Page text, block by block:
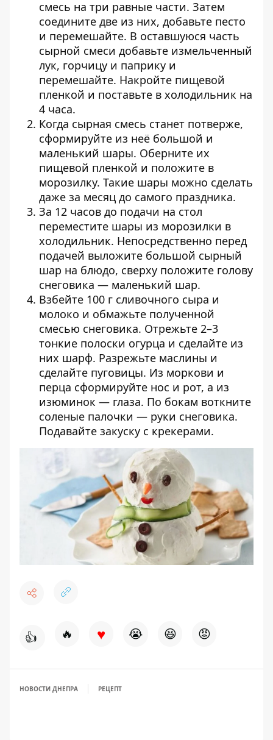
смесь на три равные части. Затем
соедините две из них, добавьте песто
и перемешайте. В оставшуюся часть
сырной смеси добавьте измельченный
лук, горчицу и паприку и
перемешайте. Накройте пищевой
пленкой и поставьте в холодильник на
4 часа.
Когда сырная смесь станет потверже,
сформируйте из неё большой и
маленький шары. Оберните их
пищевой пленкой и положите в
морозилку. Такие шары можно сделать
даже за месяц до самого праздника.
За 12 часов до подачи на стол
переместите шары из морозилки в
холодильник. Непосредственно перед
подачей выложите большой сырный
шар на блюдо, сверху положите голову
снеговика — маленький шар.
Взбейте 100 г сливочного сыра и
молоко и обмажьте полученной
смесью снеговика. Отрежьте 2–3
тонкие полоски огурца и сделайте из
них шарф. Разрежьте маслины и
сделайте пуговицы. Из моркови и
перца сформируйте нос и рот, а из
изюминок — глаза. По бокам воткните
соленые палочки — руки снеговика.
Подавайте закуску с крекерами.
👍 🔥 ♥ 😭 😆 😡
НОВОСТИ ДНЕПРА РЕЦЕПТ